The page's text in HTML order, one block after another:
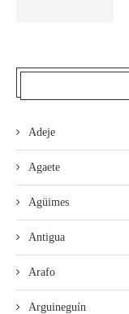
Adeje
Agaete
Agüimes
Antigua
Arafo
Arguineguín